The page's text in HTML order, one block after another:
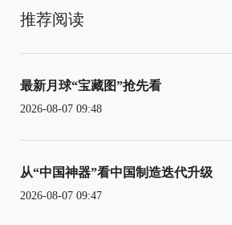
推荐阅读
最新月球“宝藏图”抢先看
2026-08-07 09:48
从“中国神器”看中国制造迭代升级
2026-08-07 09:47